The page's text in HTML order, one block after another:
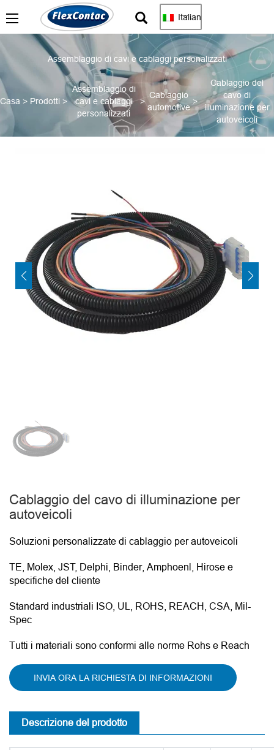
Italian
Assemblaggio di cavi e cablaggi personalizzati
Casa > Prodotti >
Assemblaggio di
cavi e cablaggi
personalizzati
>
Cablaggio
automotive
>
Cablaggio del
cavo di
illuminazione per
autoveicoli
Cablaggio del cavo di illuminazione per
autoveicoli
Soluzioni personalizzate di cablaggio per autoveicoli
TE, Molex, JST, Delphi, Binder, Amphoenl, Hirose e
specifiche del cliente
Standard industriali ISO, UL, ROHS, REACH, CSA, Mil-
Spec
Tutti i materiali sono conformi alle norme Rohs e Reach
INVIA ORA LA RICHIESTA DI INFORMAZIONI
Descrizione del prodotto